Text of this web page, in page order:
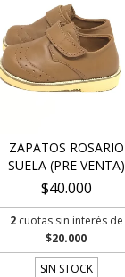
ZAPATOS ROSARIO
SUELA (PRE VENTA)
$40.000
2 cuotas sin interés de
$20.000
SIN STOCK